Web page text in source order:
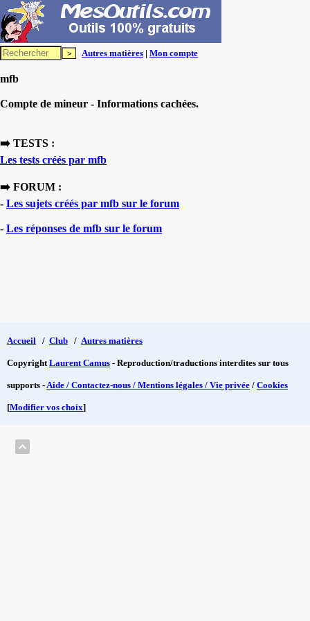
Autres matières | Mon compte
mfb
Compte de mineur - Informations cachées.
➡️ TESTS :
Les tests créés par mfb
➡️ FORUM :
- Les sujets créés par mfb sur le forum
- Les réponses de mfb sur le forum
Accueil / Club / Autres matières
CopyrightLaurent Camus - Reproduction/traductions interdites sur tous
supports -Aide / Contactez-nous / Mentions légales / Vie privée / Cookies
[Modifier vos choix]